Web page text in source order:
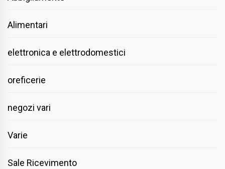
Alimentari
elettronica e elettrodomestici
oreficerie
negozi vari
Varie
Sale Ricevimento